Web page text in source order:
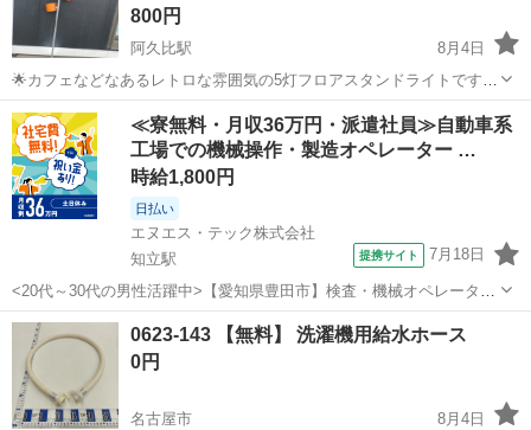
800円
阿久比駅
8月4日
🌟カフェなどなあるレトロな雰囲気の5灯フロアスタンドライトです
♪(๑ᴖ◡ᴖ๑)♪ ★シェード部分は木目調のブラウンで、ポールとベースは
シルバーの金属製です！ ★フットスイッチで点灯・消灯の操作を行い
ます ⚠...
愛知 知多郡 阿久比駅 生活家電
≪寮無料・月収36万円・派遣社員≫自動車系
工場での機械操作・製造オペレーター …
時給1,800円
日払い
エヌエス・テック株式会社
知立駅
提携サイト 7月18日
<20代～30代の男性活躍中>【愛知県豊田市】検査・機械オペレーター
／交替制／月収36.2万円以上可能！／ngy144-99 仕事概要 仕事概要 安
心の研修あり！ ー・ー・ー・ー・ー・ー 毎週火曜/金曜 入社チャン
ス！ ■...
愛知 豊田市 その他
0623-143 【無料】 洗濯機用給水ホース
0円
名古屋市
8月4日